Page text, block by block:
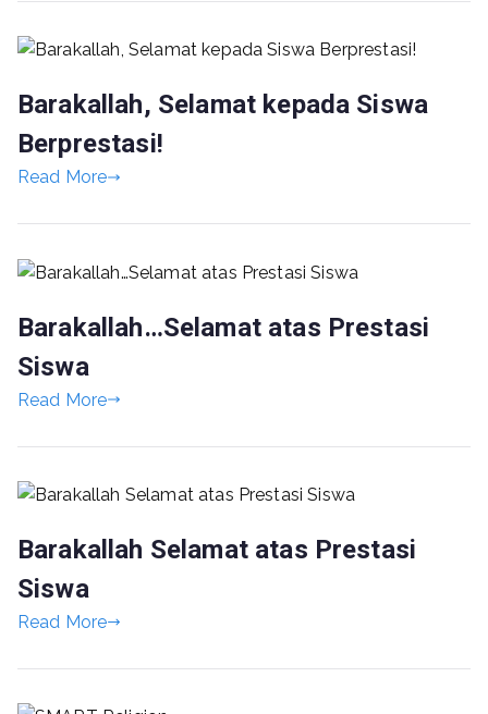
Barakallah, Selamat kepada Siswa
Berprestasi!
Read More
Barakallah…Selamat atas Prestasi
Siswa
Read More
Barakallah Selamat atas Prestasi
Siswa
Read More